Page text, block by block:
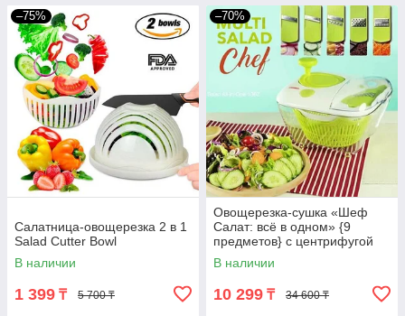
–75%
Салатница-овощерезка 2 в 1
Salad Cutter Bowl
В наличии
1 399 ₸ 5 700 ₸
–70%
Овощерезка-сушка «Шеф
Салат: всё в одном» {9
предметов} с центрифугой
для мытья и сушки зелени
В наличии
10 299 ₸ 34 600 ₸